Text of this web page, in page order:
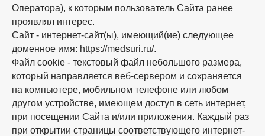
Оператора), к которым пользователь Сайта ранее
проявлял интерес.
Сайт - интернет-сайт(ы), имеющий(ие) следующее
доменное имя: https://medsuri.ru/.
Файл cookie - текстовый файл небольшого размера,
который направляется веб-сервером и сохраняется
на компьютере, мобильном телефоне или любом
другом устройстве, имеющем доступ в сеть интернет,
при посещении Сайта и/или приложения. Каждый раз
при открытии страницы соответствующего интернет-